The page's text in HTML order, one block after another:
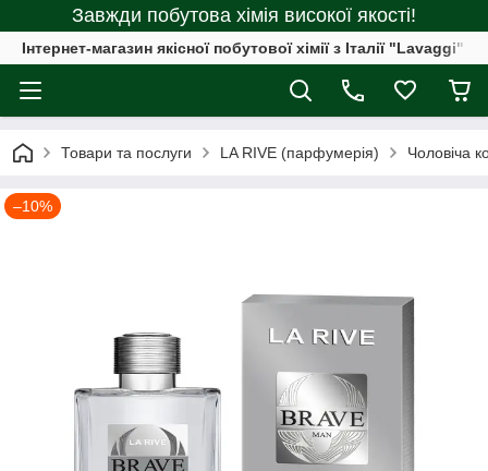
Завжди побутова хімія високої якості!
Інтернет-магазин якісної побутової хімії з Італії "Lavaggi"
Товари та послуги LA RIVE (парфумерія) Чоловіча
–10%